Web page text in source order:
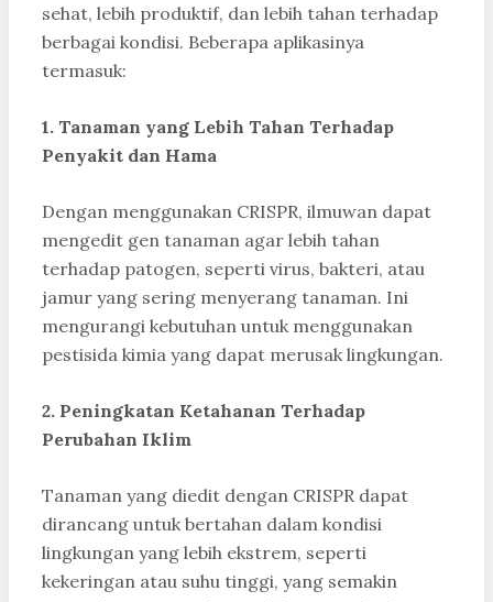
sehat, lebih produktif, dan lebih tahan terhadap
berbagai kondisi. Beberapa aplikasinya
termasuk:
1. Tanaman yang Lebih Tahan Terhadap
Penyakit dan Hama
Dengan menggunakan CRISPR, ilmuwan dapat
mengedit gen tanaman agar lebih tahan
terhadap patogen, seperti virus, bakteri, atau
jamur yang sering menyerang tanaman. Ini
mengurangi kebutuhan untuk menggunakan
pestisida kimia yang dapat merusak lingkungan.
2. Peningkatan Ketahanan Terhadap
Perubahan Iklim
Tanaman yang diedit dengan CRISPR dapat
dirancang untuk bertahan dalam kondisi
lingkungan yang lebih ekstrem, seperti
kekeringan atau suhu tinggi, yang semakin